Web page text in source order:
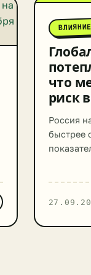
что
риск
Россия
быстрее